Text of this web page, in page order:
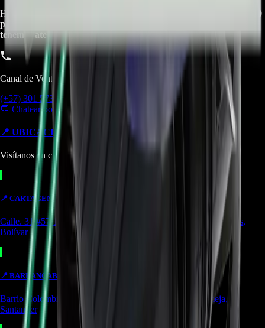
Horario de atención Call Center:
lunes a viernes de 8:30 a. m. a 5:30
p. m. sabados de 9:00 a. m. a 1:00 p. m. Domingos y festivos no
tenemos atencion online.
Canal de Ventas!!
(+57) 301 5739461
💬 Chatear por WhatsApp
📍 UBICACIONES Y SUCURSALES
Visítanos en cualquiera de nuestras tiendas
📍 CARTAGENA
Calle. 31 #57-106. CC Ejecutivos Local 130 Cartagena de Indias,
Bolívar
📍 BARRANCABERMEJA
Barrio Colombia, Cl. 49 #15-66 Local 107 Barrancabermeja,
Santander